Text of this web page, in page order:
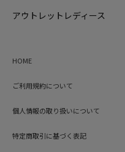
アウトレットレディース
HOME
ご利用規約について
個人情報の取り扱いについて
特定商取引に基づく表記